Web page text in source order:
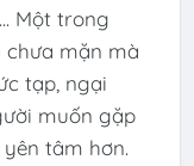
Một trong
chưa mặn mà
tạp, ngại
muốn gặp
tâm hơn.